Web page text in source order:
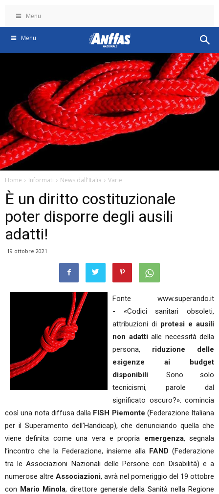
Menu
Menu
Home Informati News dall'Italia Varie
È un diritto costituzionale
poter disporre degli ausili
adatti!
19 ottobre 2021
Fonte www.superando.it
- «Codici sanitari obsoleti,
attribuzioni di protesi e ausili
non adattialle necessità della
persona, riduzione delle
esigenze ai budget
disponibili. Sono solo
tecnicismi, parole dal
significato oscuro?»: comincia
così una nota diffusa dalla FISH Piemonte (Federazione Italiana
per il Superamento dell’Handicap), che denunciando quella che
viene definita come una vera e propria emergenza, segnala
l’incontro che la Federazione, insieme alla FAND (Federazione
tra le Associazioni Nazionali delle Persone con Disabilità) e a
numerose altre Associazioni, avrà nel pomeriggio del 19 ottobre
con Mario Minola, direttore generale della Sanità nella Regione